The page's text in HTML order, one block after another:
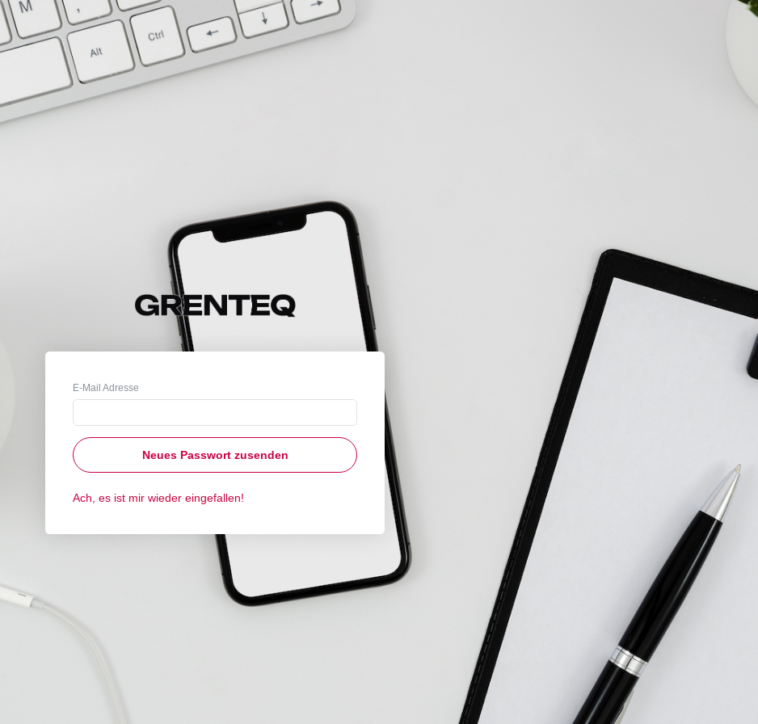
E-Mail Adresse
Neues Passwort zusenden
Ach, es ist mir wieder eingefallen!